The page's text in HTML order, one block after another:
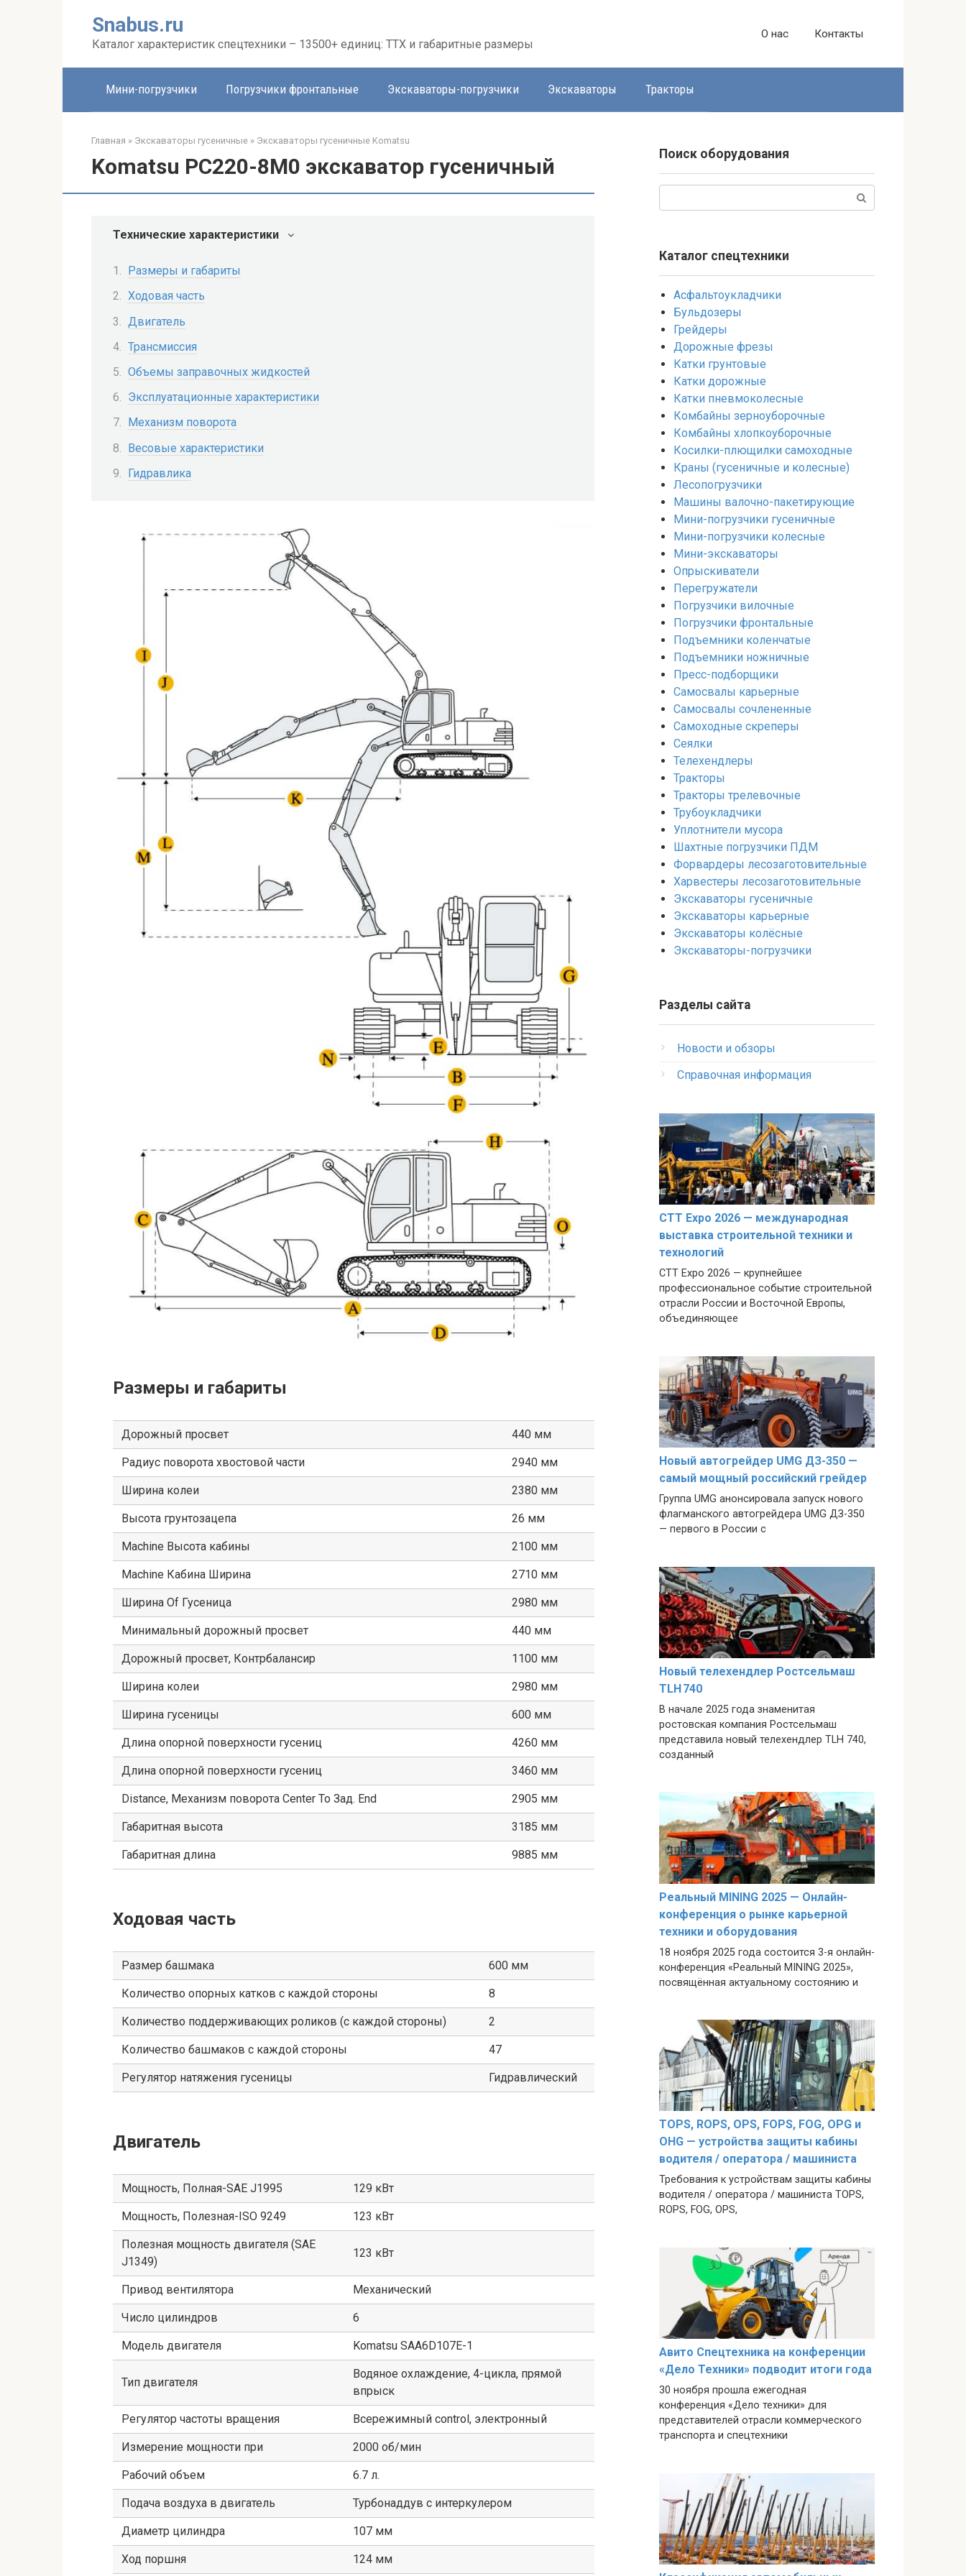
Snabus.ru
Каталог характеристик спецтехники – 13500+ единиц: ТТХ и габаритные размеры
О нас Контакты
Мини-погрузчики Погрузчики фронтальные Экскаваторы-погрузчики Экскаваторы Тракторы
Главная » Экскаваторы гусеничные » Экскаваторы гусеничные Komatsu
Komatsu PC220-8M0 экскаватор гусеничный
Технические характеристики
Размеры и габариты
Ходовая часть
Двигатель
Трансмиссия
Объемы заправочных жидкостей
Эксплуатационные характеристики
Механизм поворота
Весовые характеристики
Гидравлика
Размеры и габариты
Дорожный просвет 440 мм
Радиус поворота хвостовой части 2940 мм
Ширина колеи 2380 мм
Высота грунтозацепа 26 мм
Machine Высота кабины 2100 мм
Machine Кабина Ширина 2710 мм
Ширина Of Гусеница 2980 мм
Минимальный дорожный просвет 440 мм
Дорожный просвет, Контрбалансир 1100 мм
Ширина колеи 2980 мм
Ширина гусеницы 600 мм
Длина опорной поверхности гусениц 4260 мм
Длина опорной поверхности гусениц 3460 мм
Distance, Механизм поворота Center To Зад. End 2905 мм
Габаритная высота 3185 мм
Габаритная длина 9885 мм
Ходовая часть
Размер башмака 600 мм
Количество опорных катков с каждой стороны 8
Количество поддерживающих роликов (с каждой стороны) 2
Количество башмаков с каждой стороны 47
Регулятор натяжения гусеницы Гидравлический
Двигатель
Мощность, Полная-SAE J1995 129 кВт
Мощность, Полезная-ISO 9249 123 кВт
Полезная мощность двигателя (SAE
J1349)
123 кВт
Привод вентилятора Механический
Число цилиндров 6
Модель двигателя Komatsu SAA6D107E-1
Тип двигателя
Водяное охлаждение, 4-цикла, прямой
впрыск
Регулятор частоты вращения Всережимный control, электронный
Измерение мощности при 2000 об/мин
Рабочий объем 6.7 л.
Подача воздуха в двигатель Турбонаддув с интеркулером
Диаметр цилиндра 107 мм
Ход поршня 124 мм
Поиск оборудования
Каталог спецтехники
Асфальтоукладчики
Бульдозеры
Грейдеры
Дорожные фрезы
Катки грунтовые
Катки дорожные
Катки пневмоколесные
Комбайны зерноуборочные
Комбайны хлопкоуборочные
Косилки-плющилки самоходные
Краны (гусеничные и колесные)
Лесопогрузчики
Машины валочно-пакетирующие
Мини-погрузчики гусеничные
Мини-погрузчики колесные
Мини-экскаваторы
Опрыскиватели
Перегружатели
Погрузчики вилочные
Погрузчики фронтальные
Подъемники коленчатые
Подъемники ножничные
Пресс-подборщики
Самосвалы карьерные
Самосвалы сочлененные
Самоходные скреперы
Сеялки
Телехендлеры
Тракторы
Тракторы трелевочные
Трубоукладчики
Уплотнители мусора
Шахтные погрузчики ПДМ
Форвардеры лесозаготовительные
Харвестеры лесозаготовительные
Экскаваторы гусеничные
Экскаваторы карьерные
Экскаваторы колёсные
Экскаваторы-погрузчики
Разделы сайта
Новости и обзоры
Справочная информация
CTT Expo 2026 — международная
выставка строительной техники и
технологий
CTT Expo 2026 — крупнейшее
профессиональное событие строительной
отрасли России и Восточной Европы,
объединяющее
Новый автогрейдер UMG ДЗ-350 —
самый мощный российский грейдер
Группа UMG анонсировала запуск нового
флагманского автогрейдера UMG ДЗ-350
— первого в России с
Новый телехендлер Ростсельмаш
TLH 740
В начале 2025 года знаменитая
ростовская компания Ростсельмаш
представила новый телехендлер TLH 740,
созданный
Реальный MINING 2025 — Онлайн-
конференция о рынке карьерной
техники и оборудования
18 ноября 2025 года состоится 3-я онлайн-
конференция «Реальный MINING 2025»,
посвящённая актуальному состоянию и
TOPS, ROPS, OPS, FOPS, FOG, OPG и
OHG — устройства защиты кабины
водителя / оператора / машиниста
Требования к устройствам защиты кабины
водителя / оператора / машиниста TOPS,
ROPS, FOG, OPS,
Авито Спецтехника на конференции
«Дело Техники» подводит итоги года
30 ноября прошла ежегодная
конференция «Дело техники» для
представителей отрасли коммерческого
транспорта и спецтехники